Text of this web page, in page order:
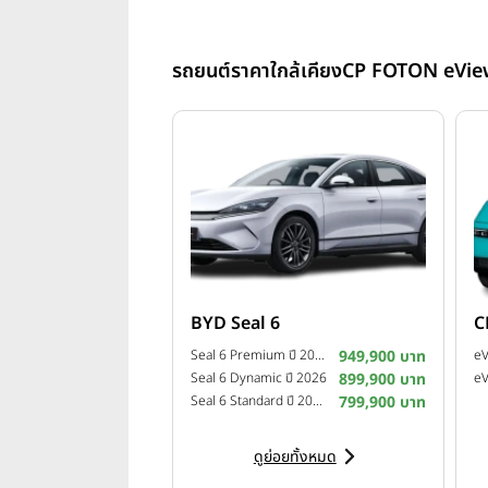
รถยนต์ราคาใกล้เคียงCP FOTON
BYD Seal 6
Seal 6 Premium ปี 2026 949,900 บาท
Seal 6 Dynamic ปี 2026 899,900 บาท
Seal 6 Standard ปี 2026 799,900 บาท
ดูย่อยทั้งหมด